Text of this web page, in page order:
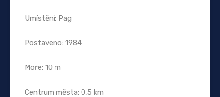
Umístění: Pag
Postaveno: 1984
Moře: 10 m
Centrum města: 0,5 km